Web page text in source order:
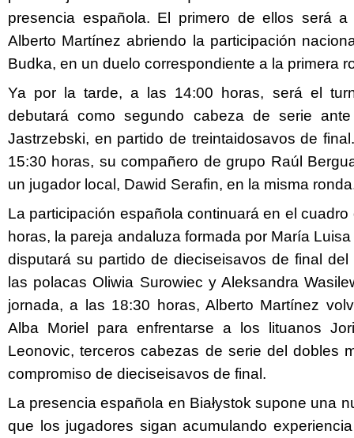
presencia española. El primero de ellos será
Alberto Martínez abriendo la participación
Budka, en un duelo correspondiente a la primera
Ya por la tarde, a las 14:00 horas, será el
debutará como segundo cabeza de serie
Jastrzebski, en partido de treintaidosavos de
15:30 horas, su compañero de grupo Raúl
un jugador local, Dawid Serafin, en la misma
La participación española continuará en el
horas, la pareja andaluza formada por María
disputará su partido de dieciseisavos de final
las polacas Oliwia Surowiec y Aleksandra
jornada, a las 18:30 horas, Alberto Martínez
Alba Moriel para enfrentarse a los lituanos
Leonovic, terceros cabezas de serie del dobles
compromiso de dieciseisavos de final.
La presencia española en Białystok supone una
que los jugadores sigan acumulando